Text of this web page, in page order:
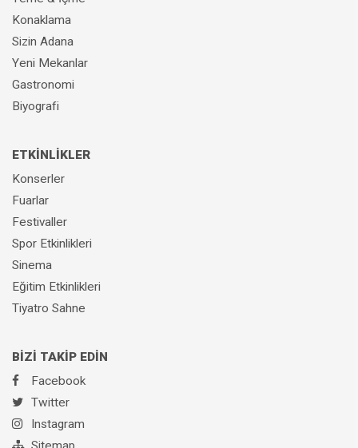
Konaklama
Sizin Adana
Yeni Mekanlar
Gastronomi
Biyografi
ETKİNLİKLER
Konserler
Fuarlar
Festivaller
Spor Etkinlikleri
Sinema
Eğitim Etkinlikleri
Tiyatro Sahne
BİZİ TAKİP EDİN
Facebook
Twitter
Instagram